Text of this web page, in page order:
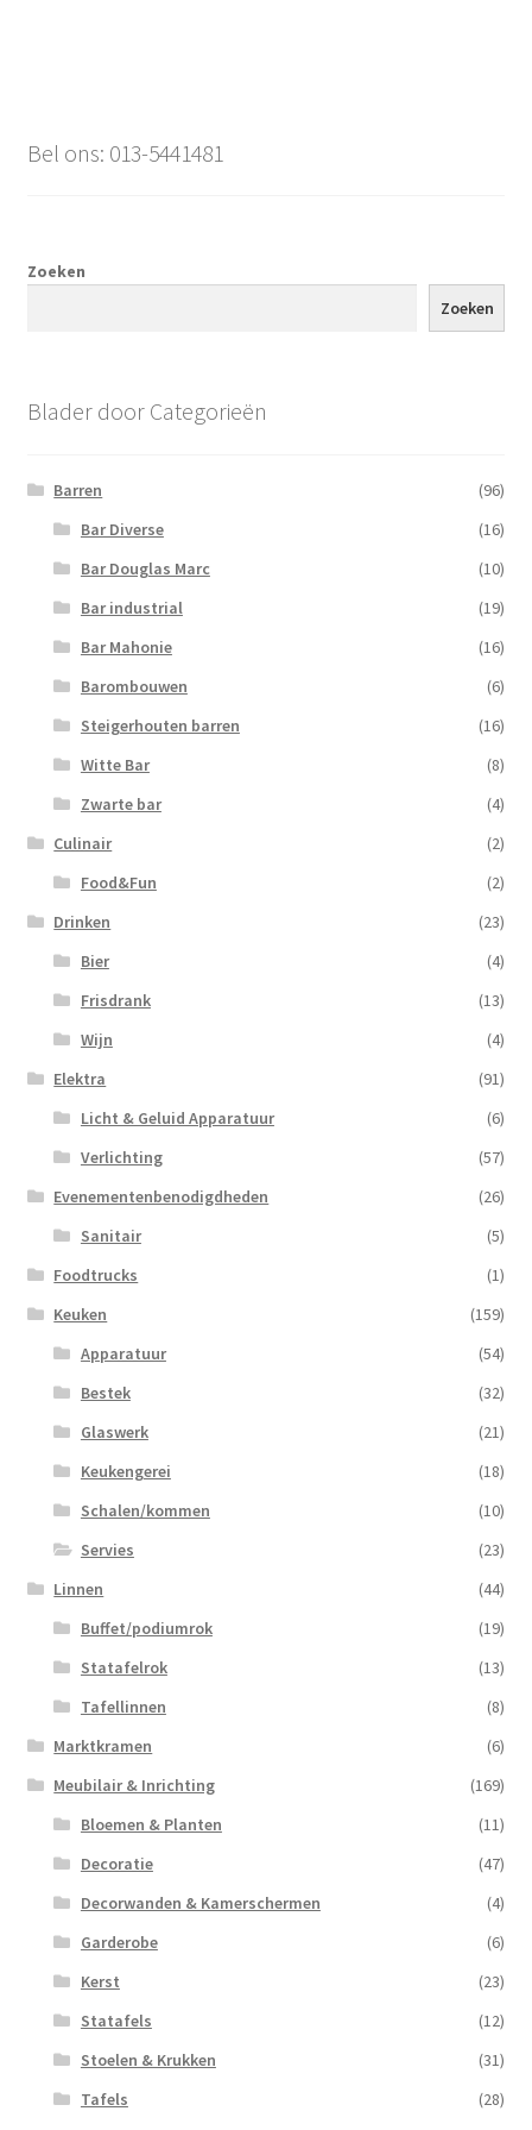
Bel ons: 013-5441481
Zoeken
Zoeken
Blader door Categorieën
Barren
(96)
Bar Diverse
(16)
Bar Douglas Marc
(10)
Bar industrial
(19)
Bar Mahonie
(16)
Barombouwen
(6)
Steigerhouten barren
(16)
Witte Bar
(8)
Zwarte bar
(4)
Culinair
(2)
Food&Fun
(2)
Drinken
(23)
Bier
(4)
Frisdrank
(13)
Wijn
(4)
Elektra
(91)
Licht & Geluid Apparatuur
(6)
Verlichting
(57)
Evenementenbenodigdheden
(26)
Sanitair
(5)
Foodtrucks
(1)
Keuken
(159)
Apparatuur
(54)
Bestek
(32)
Glaswerk
(21)
Keukengerei
(18)
Schalen/kommen
(10)
Servies
(23)
Linnen
(44)
Buffet/podiumrok
(19)
Statafelrok
(13)
Tafellinnen
(8)
Marktkramen
(6)
Meubilair & Inrichting
(169)
Bloemen & Planten
(11)
Decoratie
(47)
Decorwanden & Kamerschermen
(4)
Garderobe
(6)
Kerst
(23)
Statafels
(12)
Stoelen & Krukken
(31)
Tafels
(28)